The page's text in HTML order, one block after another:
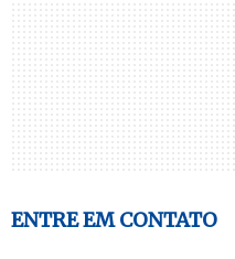
ENTRE EM CONTATO